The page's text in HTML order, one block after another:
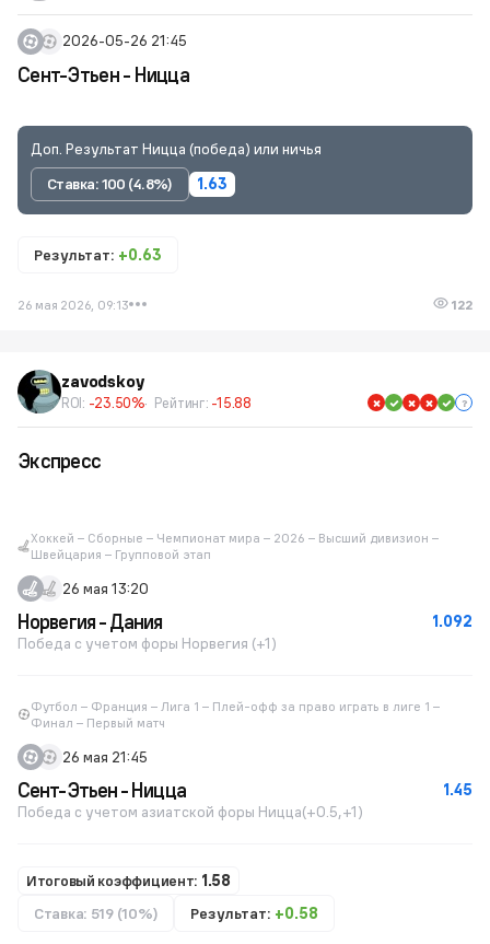
2026-05-26 21:45
Сент-Этьен - Ницца
Доп. Результат Ницца (победа) или ничья
Ставка: 100 (4.8%)
1.63
Результат: +0.63
26 мая 2026, 09:13 122
zavodskoy
ROI: -23.50% Рейтинг: -15.88
Экспресс
Хоккей – Сборные – Чемпионат мира – 2026 – Высший дивизион –
Швейцария – Групповой этап
26 мая 13:20
1.092
Норвегия - Дания
Победа с учетом форы Норвегия (+1)
Футбол – Франция – Лига 1 – Плей-офф за право играть в лиге 1 –
Финал – Первый матч
26 мая 21:45
1.45
Сент-Этьен - Ницца
Победа с учетом азиатской форы Ницца(+0.5,+1)
Итоговый коэффициент: 1.58
Ставка: 519 (10%)
Результат: +0.58